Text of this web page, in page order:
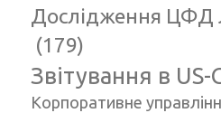
Дослідження ЦФД
(179)
Звітування в US-
Корпоративне